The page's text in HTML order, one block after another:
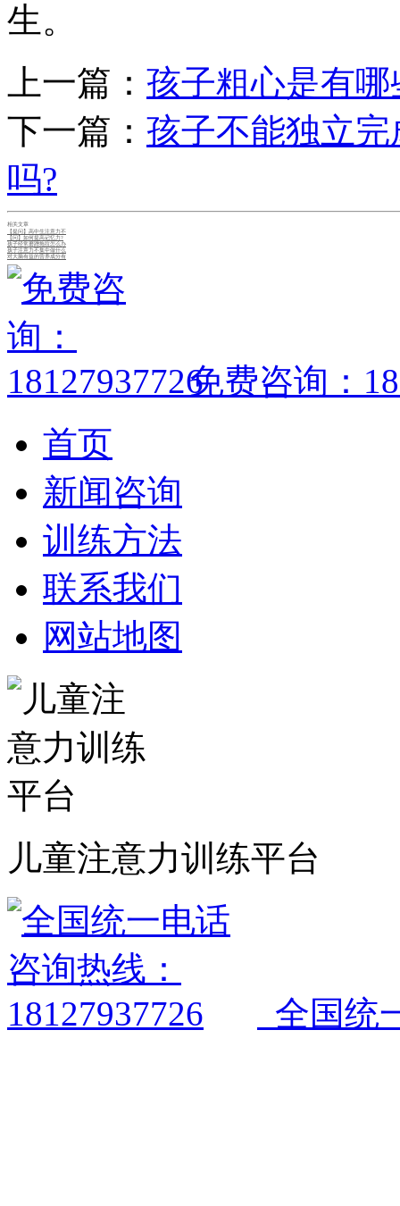
生。
上一篇： 孩子粗心是有
下一篇： 孩子不能独立
吗?
相关文章
【提问】高中生注意力不
【问】如何提高记忆力?
孩子经常磨蹭拖拉怎么办
孩子注意力不集中做什么
对大脑有益的营养成分有
免费咨询：
首页
新闻咨询
训练方法
联系我们
网站地图
儿童注意力训练平台
全国统